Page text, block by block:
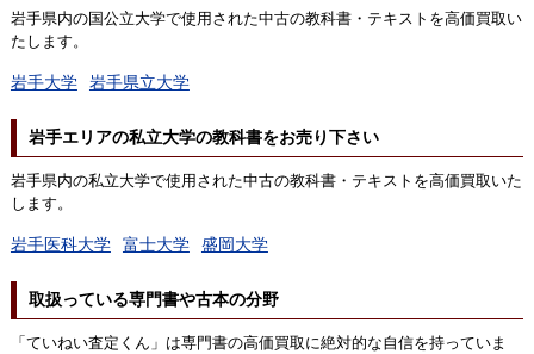
岩手県内の国公立大学で使用された中古の教科書・テキストを高価買取い
たします。
岩手大学 岩手県立大学
岩手エリアの私立大学の教科書をお売り下さい
岩手県内の私立大学で使用された中古の教科書・テキストを高価買取いた
します。
岩手医科大学 富士大学 盛岡大学
取扱っている専門書や古本の分野
「ていねい査定くん」は専門書の高価買取に絶対的な自信を持っていま